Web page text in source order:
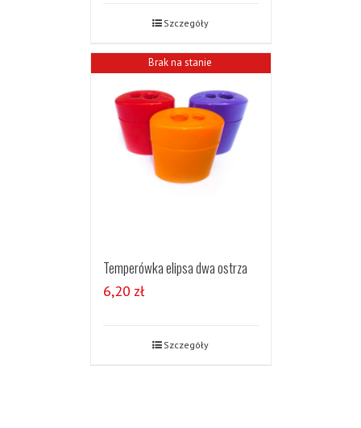
Szczegóły
Brak na stanie
Temperówka elipsa dwa ostrza
6,20 zł
Szczegóły